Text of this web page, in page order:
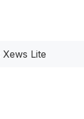
Xews Lite